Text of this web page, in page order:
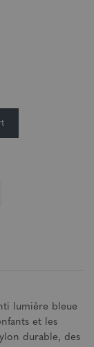
lumière bleue
et les
durable, des